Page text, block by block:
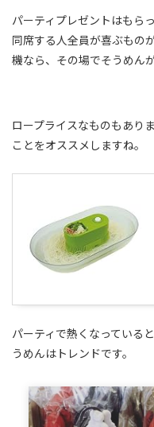
パーティプレゼントはもら
同席する人全員が喜ぶもの
機なら、その場でそうめん
ロープライスなものもあり
ことをオススメしますね。
パーティで熱くなっている
うめんはトレンドです。